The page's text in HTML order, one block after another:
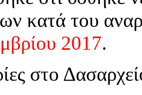
κατά του
2017.
στο